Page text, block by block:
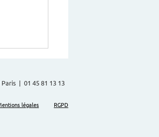
| 01 45 81 13 13
légales RGPD